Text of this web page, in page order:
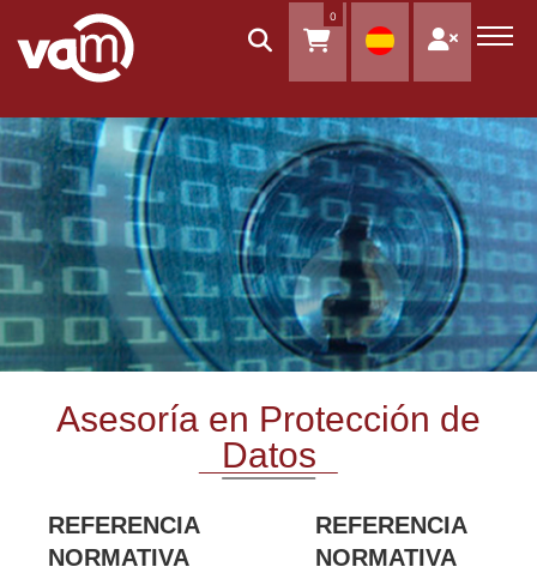
0
Asesoría en Protección de
Datos
REFERENCIA
NORMATIVA
REFERENCIA
NORMATIVA